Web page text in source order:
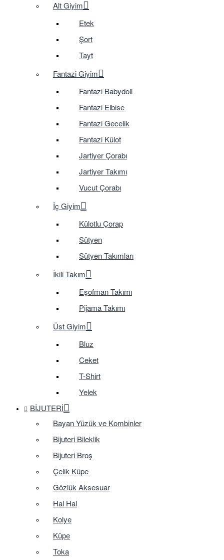
Alt Giyim
Etek
Şort
Tayt
Fantazi Giyim
Fantazi Babydoll
Fantazi Elbise
Fantazi Gecelik
Fantazi Külot
Jartiyer Çorabı
Jartiyer Takımı
Vucut Çorabı
İç Giyim
Külotlu Çorap
Sütyen
Sütyen Takımları
İkili Takım
Eşofman Takımı
Pijama Takımı
Üst Giyim
Bluz
Ceket
T-Shirt
Yelek
BIJUTERI
Bayan Yüzük ve Kombinler
Bijuteri Bileklik
Bijuteri Broş
Çelik Küpe
Gözlük Aksesuar
Hal Hal
Kolye
Küpe
Toka